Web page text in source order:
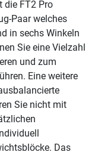
die FT2 Pro
Paar welches
in sechs Winkeln
Sie eine Vielzahl
und zum
Eine weitere
Sie nicht mit
Das